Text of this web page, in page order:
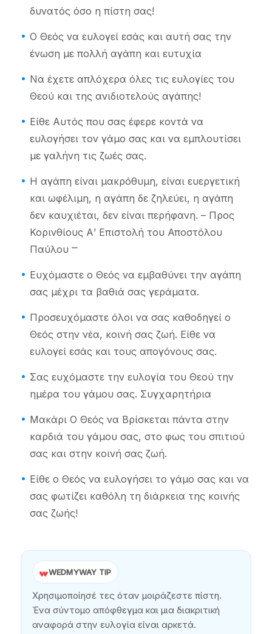
δυνατός όσο η πίστη σας!
Ο Θεός να ευλογεί εσάς και αυτή σας την
ένωση με πολλή αγάπη και ευτυχία
Να έχετε απλόχερα όλες τις ευλογίες του
Θεού και της ανιδιοτελούς αγάπης!
Είθε Αυτός που σας έφερε κοντά να
ευλογήσει τον γάμο σας και να εμπλουτίσει
με γαλήνη τις ζωές σας.
Η αγάπη είναι μακρόθυμη, είναι ευεργετική
και ωφέλιμη, η αγάπη δε ζηλεύει, η αγάπη
δεν καυχιέται, δεν είναι περήφανη. – Προς
Κορινθίους Α’ Επιστολή του Αποστόλου
Παύλου ⎻
Ευχόμαστε ο Θεός να εμβαθύνει την αγάπη
σας μέχρι τα βαθιά σας γεράματα.
Προσευχόμαστε όλοι να σας καθοδηγεί ο
Θεός στην νέα, κοινή σας ζωή. Είθε να
ευλογεί εσάς και τους απογόνους σας.
Σας ευχόμαστε την ευλογία του Θεού την
ημέρα του γάμου σας. Συγχαρητήρια
Μακάρι Ο Θεός να Βρίσκεται πάντα στην
καρδιά του γάμου σας, στο φως του σπιτιού
σας και στην κοινή σας ζωή.
Είθε ο Θεός να ευλογήσει το γάμο σας και να
σας φωτίζει καθόλη τη διάρκεια της κοινής
σας ζωής!
WEDMYWAY TIP
Χρησιμοποίησέ τες όταν μοιράζεστε πίστη.
Ένα σύντομο απόφθεγμα και μια διακριτική
αναφορά στην ευλογία είναι αρκετά.